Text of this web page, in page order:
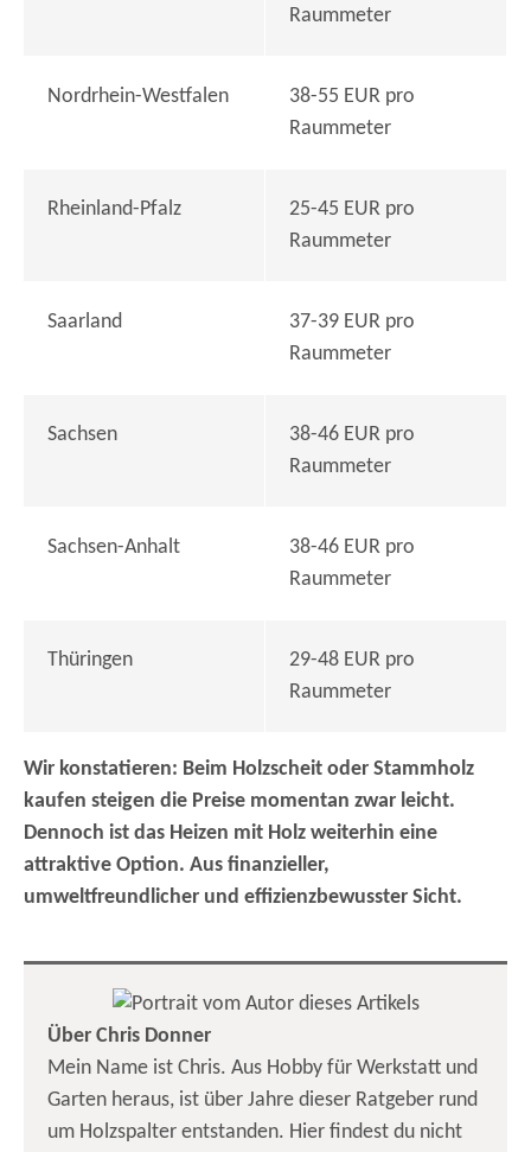
Raummeter
Nordrhein-Westfalen
38-55 EUR pro
Raummeter
Rheinland-Pfalz
25-45 EUR pro
Raummeter
Saarland
37-39 EUR pro
Raummeter
Sachsen
38-46 EUR pro
Raummeter
Sachsen-Anhalt
38-46 EUR pro
Raummeter
Thüringen
29-48 EUR pro
Raummeter
Wir konstatieren: Beim Holzscheit oder Stammholz
kaufen steigen die Preise momentan zwar leicht.
Dennoch ist das Heizen mit Holz weiterhin eine
attraktive Option. Aus finanzieller,
umweltfreundlicher und effizienzbewusster Sicht.
Über Chris Donner
Mein Name ist Chris. Aus Hobby für Werkstatt und
Garten heraus, ist über Jahre dieser Ratgeber rund
um Holzspalter entstanden. Hier findest du nicht